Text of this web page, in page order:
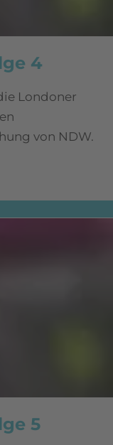
4
Londoner
von NDW.
5